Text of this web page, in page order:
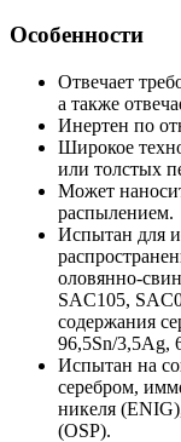
Особенности
Отвечает
а также
Инертен по
Широкое
или толстых
Может
распылением.
Испытан для
оловянно-
SAC105,
содержания
96,5Sn/3,5Ag,
Испытан на
серебром,
никеля
(OSP).